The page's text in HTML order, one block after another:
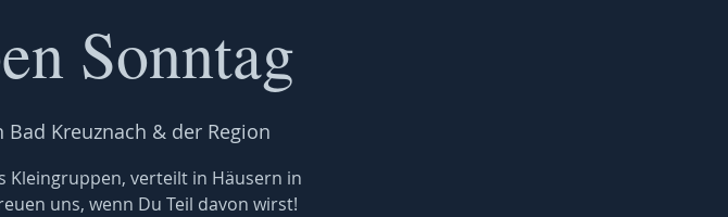
Sonntag
Kreuznach & der Region
Kleingruppen, verteilt in Häusern in
uns, wenn Du Teil davon wirst!